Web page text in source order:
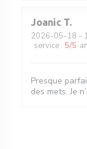
Joanic T
2026-05-18 -
service : 5/5
Presque
des mets. Je